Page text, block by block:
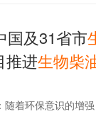
国及31省市
推进生物柴
着环保意识的增